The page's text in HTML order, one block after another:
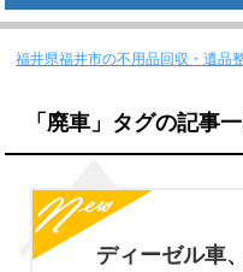
福井県福井市の不用品回収・遺品
「廃車」タグの記事
ディーゼル車